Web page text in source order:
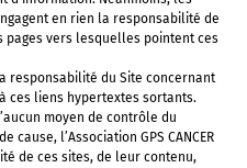
en rien la responsabilité de
pages vers lesquelles pointent ces
responsabilité du Site concernant
ces liens hypertextes sortants.
moyen de contrôle du
l’Association GPS CANCER
de ces sites, de leur contenu,